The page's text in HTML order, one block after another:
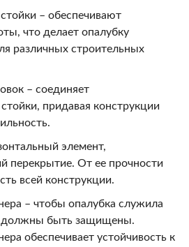
– обеспечивают
что делает опалубку
различных строительных
– соединяет
придавая конструкции
элемент,
перекрытие. От ее прочности
всей конструкции.
– чтобы опалубка служила
должны быть защищены.
обеспечивает устойчивость к